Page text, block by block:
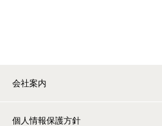
会社案内
個人情報保護方針